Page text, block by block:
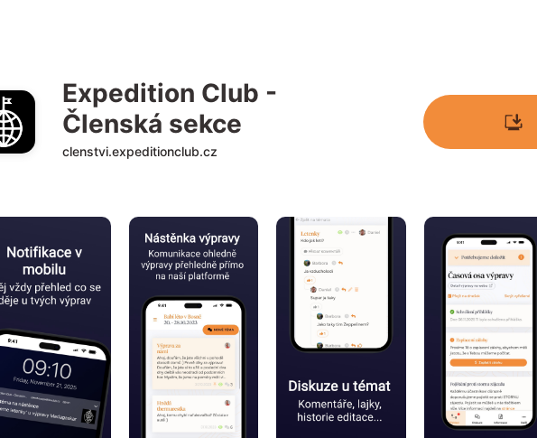
Expedition Club -
Členská sekce
clenstvi.expeditionclub.cz